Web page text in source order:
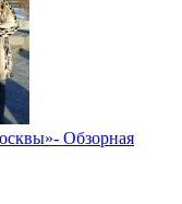
Обзорная